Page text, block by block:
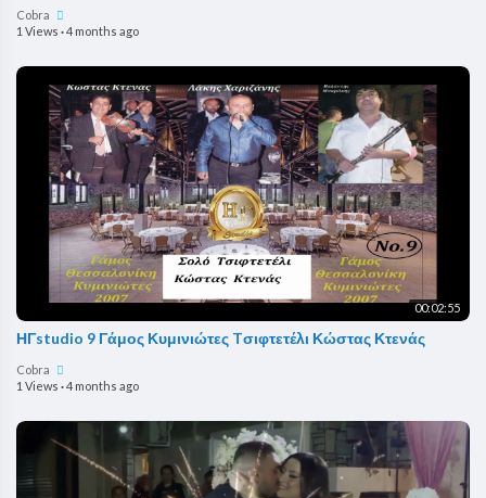
Cobra
1 Views ·4 months ago
00:02:55
ΗΓstudio 9 Γάμος Κυμινιώτες Tσιφτετέλι Κώστας Κτενάς
Cobra
1 Views ·4 months ago